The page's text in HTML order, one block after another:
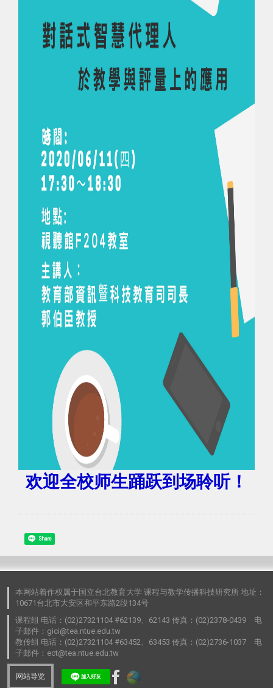
欢迎全校师生踊跃到场聆听！
Share
本网站着作权属于国立台北教育大学 课程与教学传播科技研究所 地址：
10671台北市大安区和平东路2段134号
课程组 电话：(02)27321104 #62139、62143 传真：(02)2378-0439 电
子邮件：gici@tea.ntue.edu.tw
教传组 电话：(02)27321104 #63452、63453 传真：(02)2736-1037 电
子邮件：ect@tea.ntue.edu.tw
网站导览